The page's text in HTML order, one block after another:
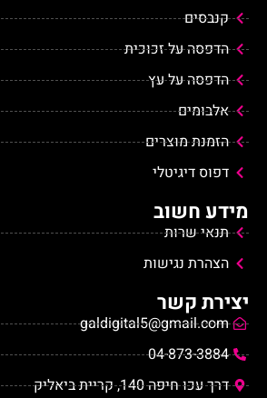
קנבסים
הדפסה על זכוכית
הדפסה על עץ
אלבומים
הזמנת מוצרים
דפוס דיגיטלי
מידע חשוב
תנאי שרות
הצהרת נגישות
יצירת קשר
galdigital5@gmail.com
04-873-3884
דרך עכו חיפה 140, קריית ביאליק